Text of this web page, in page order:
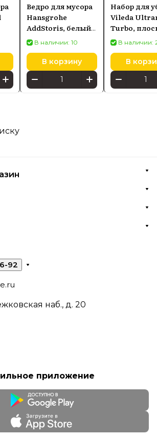
Ведро для мусора
Hansgrohe
AddStoris, белый
матовый 41775700
В наличии: 10
В корзину
Набор для
Vileda
Turbo,
швабра +
отжимом-
центрифуга
В наличии:
В
92
наб., д. 20
приложение